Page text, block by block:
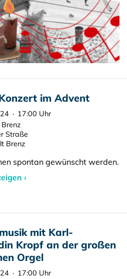
im Advent
· 17:00 Uhr
Brenz
Straße
Brenz
spontan gewünscht werden.
›
mit Karl-
Kropf an der großen
Orgel
· 17:00 Uhr